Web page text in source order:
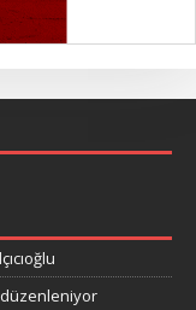
düzenleniyor